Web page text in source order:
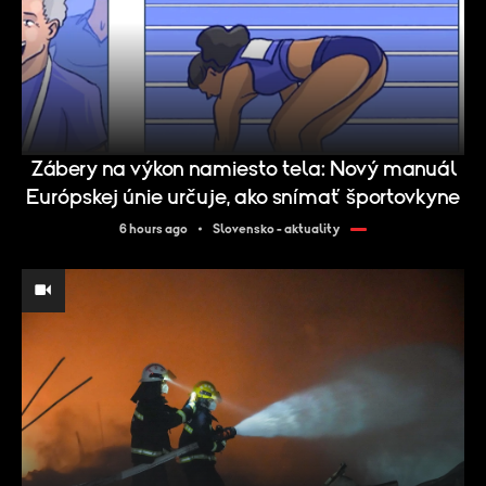
Zábery na výkon namiesto tela: Nový manuál
Európskej únie určuje, ako snímať športovkyne
6 hours ago Slovensko - aktuality